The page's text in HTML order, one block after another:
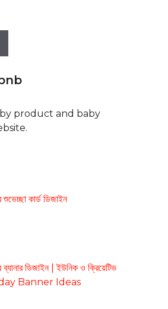
product and baby
শুভেচ্ছা কার্ড ডিজাইন
ব্যানার ডিজাইন | ইউনিক ও ক্রিয়েটিভ
Banner Ideas